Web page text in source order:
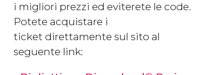
i migliori prezzi ed eviterete le code.
Potete acquistare i
ticket direttamente sul sito al
seguente link: